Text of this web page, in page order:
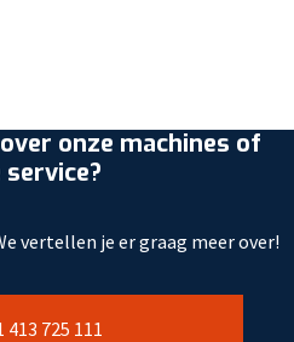
onze machines of
service?
vertellen je er graag meer over!
413 725 111